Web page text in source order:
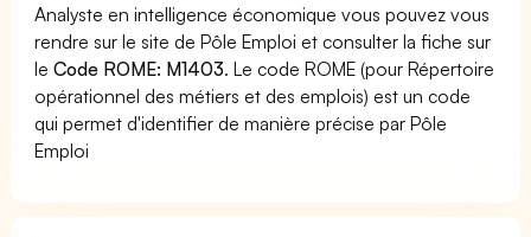
Analyste en intelligence économique vous pouvez vous
rendre sur le site de Pôle Emploi et consulter la fiche sur
leCode ROME: M1403. Le code ROME (pour Répertoire
opérationnel des métiers et des emplois) est un code
qui permet d'identifier de manière précise par Pôle
Emploi